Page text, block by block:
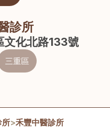
診所
文化北路133號
三重區
所>禾豐中醫診所